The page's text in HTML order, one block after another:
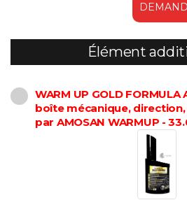
Élément
WARM UP GOLD
boîte mécanique,
par AMOSAN WARMUP -